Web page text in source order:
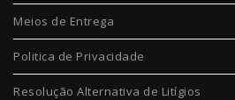
Meios de Entrega
Politica de Privacidade
Resolução Alternativa de Litígios